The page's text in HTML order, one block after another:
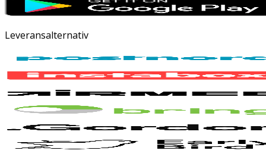
Leveransalternativ